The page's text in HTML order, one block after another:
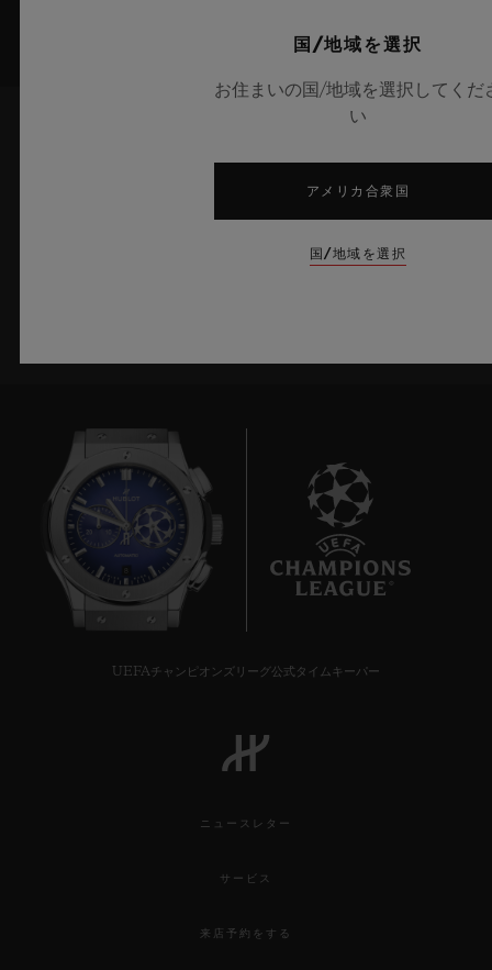
最新情報をメールで受け取る
UEFAチャンピオンズリーグ公式タイムキーパー
ニュースレター
サービス
来店予約をする
国/地域を選択
お住まいの国/地域を選択してくだ
い
アメリカ合衆国
国/地域を選択